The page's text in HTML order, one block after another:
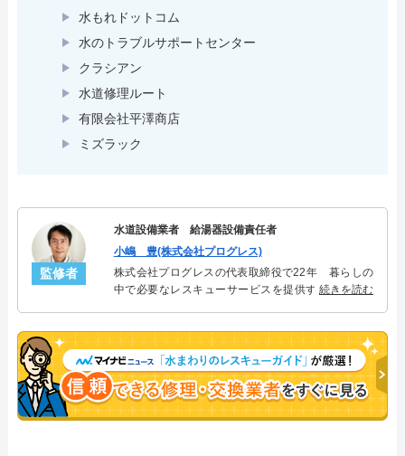
水もれドットコム
水のトラブルサポートセンター
クラシアン
水道修理ルート
有限会社平澤商店
ミズラック
監修者
水道設備業者 給湯器設備責任者
小嶋 豊(株式会社プログレス)
株式会社プログレスの代表取締役で22年 暮らしの
中で必要なレスキューサービスを提供する株式会社
決。多くのお客様に信頼される「給湯器」のスペシ
ャリスト。
続きを読む